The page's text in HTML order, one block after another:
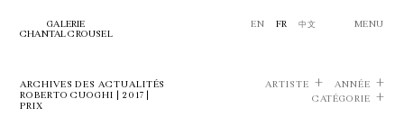
GALERIE
CHANTAL CROUSEL
EN FR 中文 MENU
ARCHIVES DES ACTUALITÉS
ROBERTO CUOGHI | 2017 |
PRIX
ARTISTE
ANNÉE
CATÉGORIE